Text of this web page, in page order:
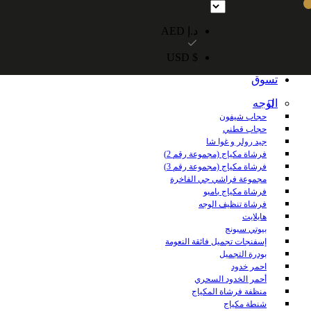
تسوق
الوجه
حجاب شيفون
حجاب قطني
جيد رولر و غوا شا
فرشاة مكياج (مجموعة رقم 2)
فرشاة مكياج (مجموعة رقم 3)
مجموعة فراشي جي الفاخرة
فرشاة مكياج بامبو
فرشاة تنظيف الوجه
هايلايت
بيوتي سبونج
إسفنجات تجميل فائقة النعومة
بودرة التجميل
احمر خدود
أحمر الخدود السحري
منظفة فرشاة المكياج
شنطة مكياج
د.إ AED
$ USD